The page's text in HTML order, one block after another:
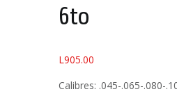
6to
L905.00
Calibres: .045-.065-.080-